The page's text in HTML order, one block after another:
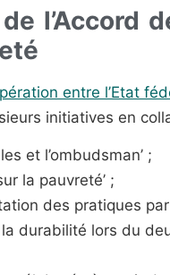
l’Accord
entre l’Etat
initiatives en
et l’ombudsman’ ;
la pauvreté’ ;
des pratiques
durabilité lors du